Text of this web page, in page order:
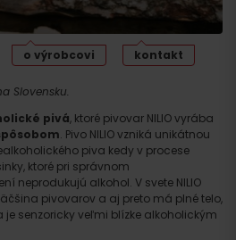
o výrobcovi kontakt
Slovensku.
pivá, ktoré pivovar NILIO vyrába
. Pivo NILIO vzniká unikátnou
piva kedy v procese
ktoré pri správnom
neprodukujú alkohol. V svete NILIO
pivovarov a aj preto má plné telo,
je senzoricky veľmi blízke alkoholickým